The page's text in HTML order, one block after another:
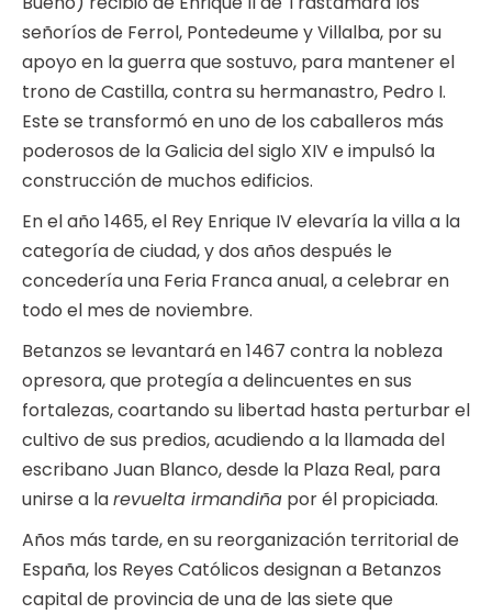
señoríos de Ferrol, Pontedeume y Villalba, por su
apoyo en la guerra que sostuvo, para mantener el
trono de Castilla, contra su hermanastro, Pedro I.
Este se transformó en uno de los caballeros más
poderosos de la Galicia del siglo XIV e impulsó la
construcción de muchos edificios.
En el año 1465, el Rey Enrique IV elevaría la villa a la
categoría de ciudad, y dos años después le
concedería una Feria Franca anual, a celebrar en
todo el mes de noviembre.
Betanzos se levantará en 1467 contra la nobleza
opresora, que protegía a delincuentes en sus
fortalezas, coartando su libertad hasta perturbar el
cultivo de sus predios, acudiendo a la llamada del
escribano Juan Blanco, desde la Plaza Real, para
unirse a larevuelta irmandiña por él propiciada.
Años más tarde, en su reorganización territorial de
España, los Reyes Católicos designan a Betanzos
capital de provincia de una de las siete que